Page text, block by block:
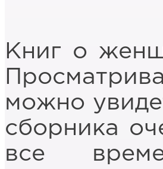
Книг о
можно
сборника
все